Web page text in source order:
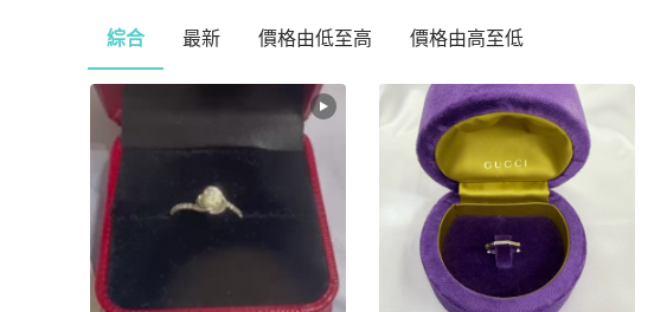
綜合 最新 價格由低至高 價格由高至低